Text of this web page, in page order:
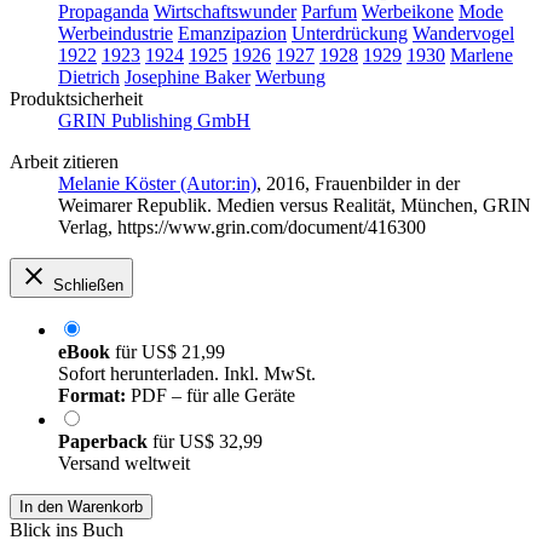
Propaganda Wirtschaftswunder Parfum Werbeikone Mode
Werbeindustrie Emanzipazion Unterdrückung Wandervogel
1922 1923 1924 1925 1926 1927 1928 1929 1930 Marlene
Dietrich Josephine Baker Werbung
Produktsicherheit
GRIN Publishing GmbH
Arbeit zitieren
Melanie Köster (Autor:in), 2016, Frauenbilder in der
Weimarer Republik. Medien versus Realität, München, GRIN
Verlag, https://www.grin.com/document/416300
Schließen
eBook fürUS$ 21,99
Sofort herunterladen. Inkl. MwSt.
Format: PDF – für alle Geräte
Paperback fürUS$ 32,99
Versand weltweit
In den Warenkorb
Blick ins Buch